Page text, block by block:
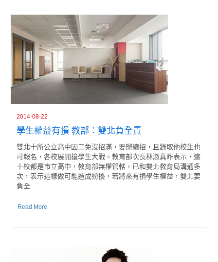
2014-08-22
學生權益有損 教部：雙北負全責
雙北十所公立高中因二免沒招滿，要辦續招，且錄取他校生也
可報名，各校展開搶學生大戰。教育部次長林淑真昨表示，這
十校都是市立高中，教育部無權管轄，已和雙北教育局溝通多
次，表示這樣做可能造成紛擾，若將來有損學生權益，雙北要
負全
Read More